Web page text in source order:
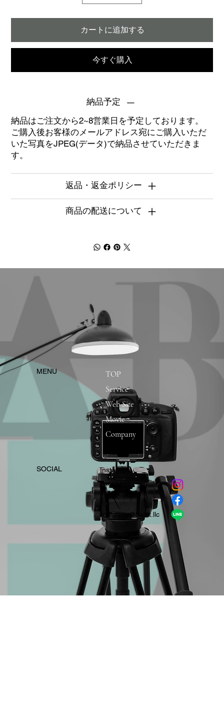
カートに追加する
今すぐ購入
納品予定
納品はご注文から2~8営業日を予定しております。
ご購入後お客様のメールアドレス宛にご購入いただ
いた写真をJPEG(データ)で納品させていただきま
す。
返品・返金ポリシー
商品の配送について
​MENU
TOP
Service
Web Site
Movie
Company
​SOCIAL
Instagram
​Facebook
company＠habit.llc